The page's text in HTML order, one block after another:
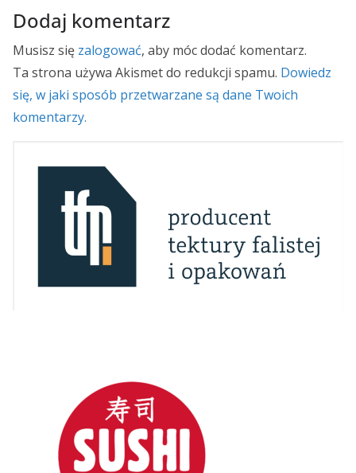
Dodaj komentarz
Musisz się zalogować, aby móc dodać komentarz.
Ta strona używa Akismet do redukcji spamu. Dowiedz
się, w jaki sposób przetwarzane są dane Twoich
komentarzy.